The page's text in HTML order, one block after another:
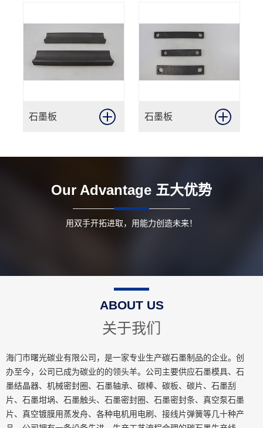
石墨板 石墨板
Our Advantage 五大优势
用双手开拓进取，用能力创造未来！
ABOUT US
关于我们
海门市曙光碳业有限公司，是一家专业生产碳石墨制品的企业。创
办至今，公司已成为碳业的的领头羊。公司主要供应石墨模具、石
墨结晶器、机械密封圈、石墨轴承、碳棒、碳板、碳片、石墨刮
片、石墨坩埚、石墨触头、石墨密封圈、石墨密封条、真空泵石墨
片、真空镀膜用蒸发舟、各种电机用电刷、接线片弹簧等几十种产